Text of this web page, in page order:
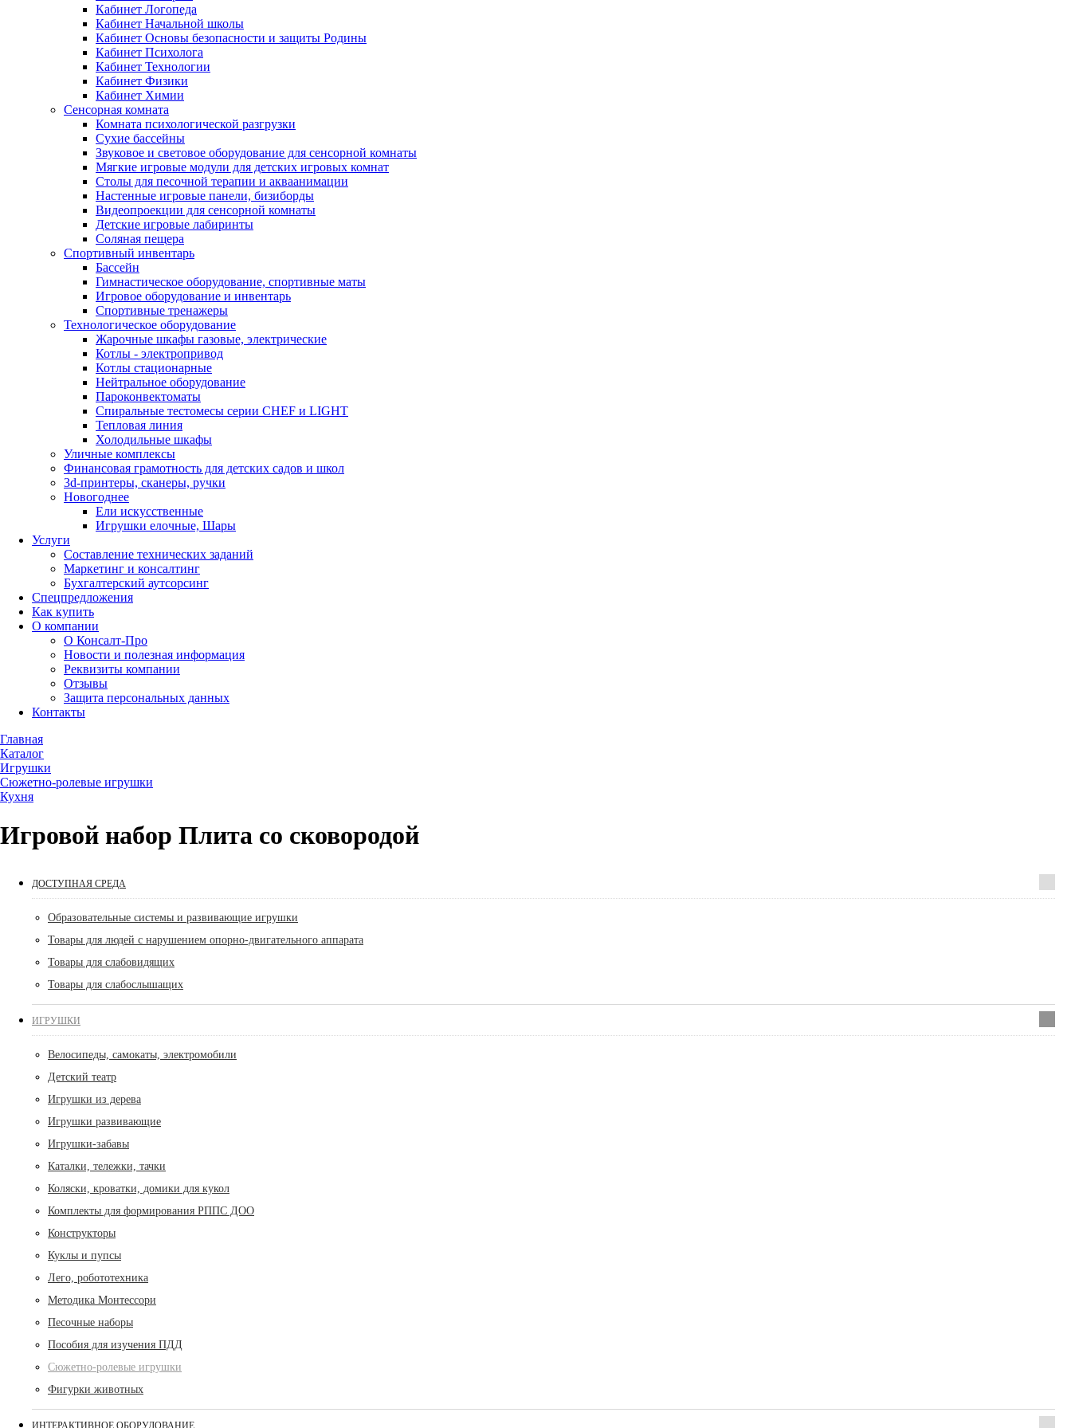
Кабинет Логопеда
Кабинет Начальной школы
Кабинет Основы безопасности и защиты Родины
Кабинет Психолога
Кабинет Технологии
Кабинет Физики
Кабинет Химии
Сенсорная комната
Комната психологической разгрузки
Сухие бассейны
Звуковое и световое оборудование для сенсорной комнаты
Мягкие игровые модули для детских игровых комнат
Столы для песочной терапии и акваанимации
Настенные игровые панели, бизиборды
Видеопроекции для сенсорной комнаты
Детские игровые лабиринты
Соляная пещера
Спортивный инвентарь
Бассейн
Гимнастическое оборудование, спортивные маты
Игровое оборудование и инвентарь
Спортивные тренажеры
Технологическое оборудование
Жарочные шкафы газовые, электрические
Котлы - электропривод
Котлы стационарные
Нейтральное оборудование
Пароконвектоматы
Спиральные тестомесы серии CHEF и LIGHT
Тепловая линия
Холодильные шкафы
Уличные комплексы
Финансовая грамотность для детских садов и школ
3d-принтеры, сканеры, ручки
Новогоднее
Ели искусственные
Игрушки елочные, Шары
Услуги
Составление технических заданий
Маркетинг и консалтинг
Бухгалтерский аутсорсинг
Спецпредложения
Как купить
О компании
О Консалт-Про
Новости и полезная информация
Реквизиты компании
Отзывы
Защита персональных данных
Контакты
Главная
Каталог
Игрушки
Сюжетно-ролевые игрушки
Кухня
Игровой набор Плита со сковородой
ДОСТУПНАЯ СРЕДА
Образовательные системы и развивающие игрушки
Товары для людей с нарушением опорно-двигательного аппарата
Товары для слабовидящих
Товары для слабослышащих
ИГРУШКИ
Велосипеды, самокаты, электромобили
Детский театр
Игрушки из дерева
Игрушки развивающие
Игрушки-забавы
Каталки, тележки, тачки
Коляски, кроватки, домики для кукол
Комплекты для формирования РППС ДОО
Конструкторы
Куклы и пупсы
Лего, робототехника
Методика Монтессори
Песочные наборы
Пособия для изучения ПДД
Сюжетно-ролевые игрушки
Фигурки животных
ИНТЕРАКТИВНОЕ ОБОРУДОВАНИЕ